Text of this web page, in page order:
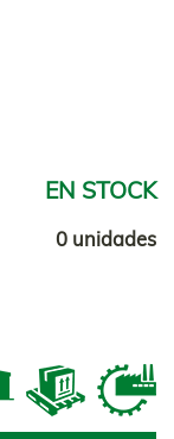
EN STOCK
0 unidades